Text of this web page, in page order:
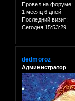
Провел на форуме:
1 месяц 6 дней
Последний визит:
Сегодня 15:53:29
dedmoroz
Администратор